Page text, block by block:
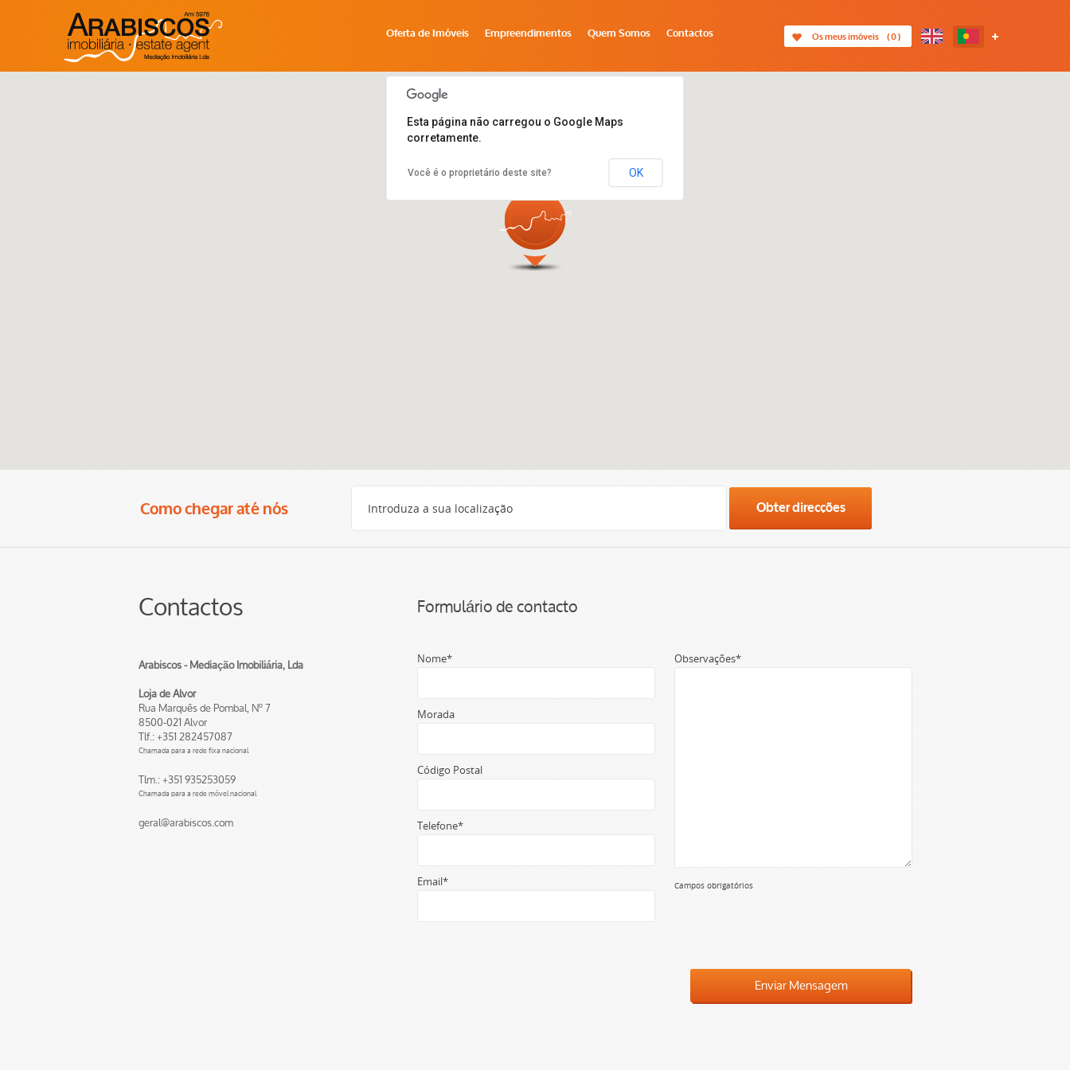
Oferta de Imóveis Empreendimentos Quem Somos Contactos Os meus imóveis (0)
Esta página não carregou o Google Maps
corretamente.
Você é o proprietário deste site? OK
Como chegar até nós Obter direcções
Contactos
Arabiscos - Mediação Imobiliária, Lda
Loja de Alvor
Rua Marquês de Pombal, Nº 7
8500-021 Alvor
Tlf.: +351 282457087
Chamada para a rede fixa nacional
Tlm.: +351 935253059
Chamada para a rede móvel nacional
geral@arabiscos.com
Formulário de contacto
Nome*
Morada
Código Postal
Telefone*
Email*
Observações*
Campos obrigatórios
Enviar Mensagem